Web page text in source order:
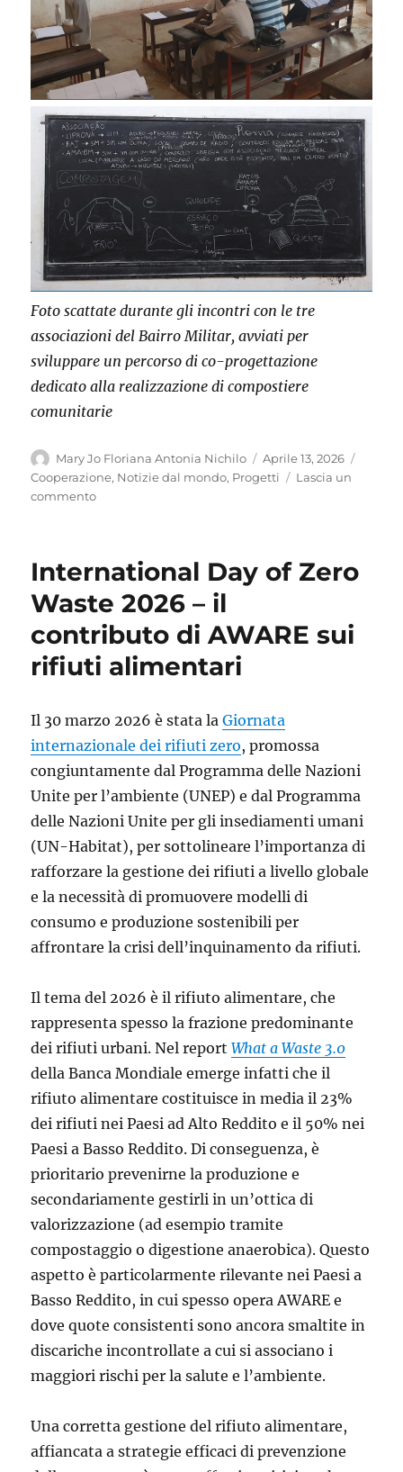
Foto scattate durante gli incontri con le tre
associazioni del Bairro Militar, avviati per
sviluppare un percorso di co-progettazione
dedicato alla realizzazione di compostiere
comunitarie
Autore
Mary Jo Floriana Antonia Nichilo
Pubblicato
il
Aprile 13, 2026
Cooperazione, Notizie dal mondo, Progetti
Lascia un
commentosu
Meno
Più
Opportunità:
seconda
visita
di
AWARE
in
Guinea-
Bissau
International Day of Zero
Waste 2026 – il
contributo di AWARE sui
rifiuti alimentari
Il 30 marzo 2026 è stata laGiornata
internazionale dei rifiuti zero, promossa
congiuntamente dal Programma delle Nazioni
Unite per l’ambiente (UNEP) e dal Programma
delle Nazioni Unite per gli insediamenti umani
(UN-Habitat), per sottolineare l’importanza di
rafforzare la gestione dei rifiuti a livello globale
e la necessità di promuovere modelli di
consumo e produzione sostenibili per
affrontare la crisi dell’inquinamento da rifiuti.
Il tema del 2026 è il rifiuto alimentare, che
rappresenta spesso la frazione predominante
dei rifiuti urbani. Nel reportWhat a Waste 3.0
della Banca Mondiale emerge infatti che il
rifiuto alimentare costituisce in media il 23%
dei rifiuti nei Paesi ad Alto Reddito e il 50% nei
Paesi a Basso Reddito. Di conseguenza, è
prioritario prevenirne la produzione e
secondariamente gestirli in un’ottica di
valorizzazione (ad esempio tramite
compostaggio o digestione anaerobica). Questo
aspetto è particolarmente rilevante nei Paesi a
Basso Reddito, in cui spesso opera AWARE e
dove quote consistenti sono ancora smaltite in
discariche incontrollate a cui si associano i
maggiori rischi per la salute e l’ambiente.
Una corretta gestione del rifiuto alimentare,
affiancata a strategie efficaci di prevenzione